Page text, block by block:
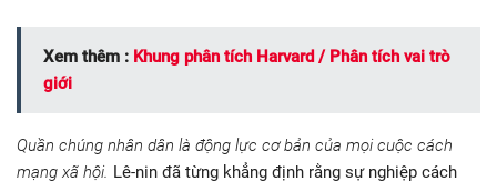
Xem thêm : Khung phân tích Harvard / Phân tích vai trò
giới
Quần chúng nhân dân là động lực cơ bản của mọi cuộc cách
mạng xã hội. Lê-nin đã từng khẳng định rằng sự nghiệp cách